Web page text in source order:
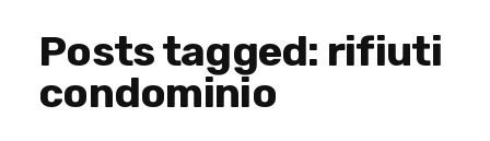
Posts tagged: rifiuti
condominio